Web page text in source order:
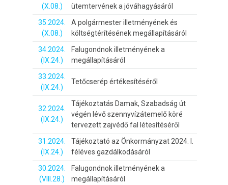
(X.08.)
ütemtervének a jóváhagyásáról
35.2024.
(X.08.)
A polgármester illetményének és
költségtérítésének megállapításáról
34.2024.
(IX.24.)
Falugondnok illetményének a
megállapításáról
33.2024.
(IX.24.)
Tetőcserép értékesítéséről
32.2024.
(IX.24.)
Tájékoztatás Damak, Szabadság út
végén lévő szennyvízátemelő köré
tervezett zajvédő fal létesítéséről
31.2024.
(IX.24.)
Tájékoztató az Önkormányzat 2024. I.
féléves gazdálkodásáról
30.2024.
(VIII.28.)
Falugondnok illetményének a
megállapításáról